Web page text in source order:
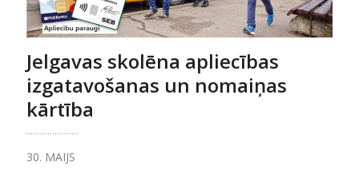
Jelgavas skolēna apliecības
izgatavošanas un nomaiņas
kārtība
30. MAIJS